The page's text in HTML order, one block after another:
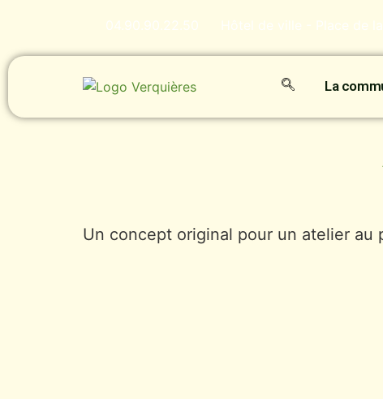
04.90.90.22.50 Hôtel de ville - Place de
La
Un concept original pour un atelier au